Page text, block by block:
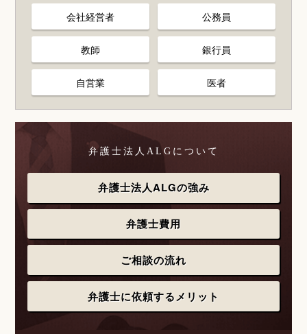
会社経営者 公務員
教師 銀行員
自営業 医者
弁護士法人ALGについて
弁護士法人ALGの強み
弁護士費用
ご相談の流れ
弁護士に依頼するメリット